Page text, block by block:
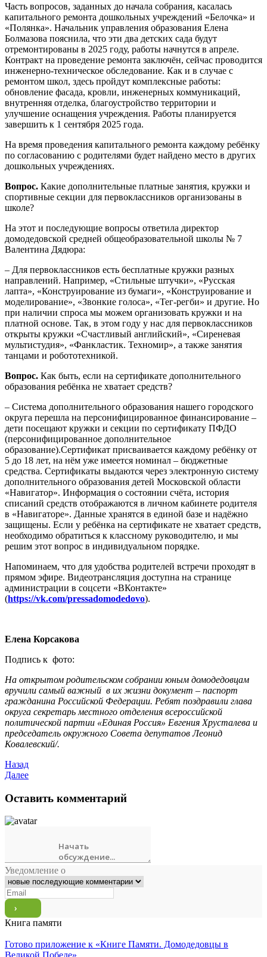
Часть вопросов, заданных до начала собрания, касалась
капитального ремонта дошкольных учреждений «Белочка» и
«Полянка». Начальник управления образования Елена
Болмазова пояснила, что эти два детских сада будут
отремонтированы в 2025 году, работы начнутся в апреле.
Контракт на проведение ремонта заключён, сейчас проводится
инженерно-техническое обследование. Как и в случае с
ремонтом школ, здесь пройдут комплексные работы:
обновление фасада, кровли, инженерных коммуникаций,
внутренняя отделка, благоустройство территории и
улучшение оснащения учреждения. Работы планируется
завершить к 1 сентября 2025 года.
На время проведения капитального ремонта каждому ребёнку
по согласованию с родителями будет найдено место в других
дошкольных учреждениях.
Вопрос. Какие дополнительные платные занятия, кружки и
спортивные секции для первоклассников организованы в
школе?
На этот и последующие вопросы ответила директор
домодедовской средней общеобразовательной школы № 7
Валентина Дядюра:
– Для первоклассников есть бесплатные кружки разных
направлений. Например, «Стильные штучки», «Русская
лапта», «Конструирование из бумаги», «Конструирование и
моделирование», «Звонкие голоса», «Тег-регби» и другие. Но
при наличии спроса мы можем организовать кружки и на
платной основе. Так, в этом году у нас для первоклассников
открыты кружки «Счастливый английский», «Сиреневая
мультистудия», «Фанкластик. Техномир», а также занятия
танцами и робототехникой.
Вопрос. Как быть, если на сертификате дополнительного
образования ребёнка не хватает средств?
– Система дополнительного образования нашего городского
округа перешла на персонифицированное финансирование –
дети посещают кружки и секции по сертификату ПФДО
(персонифицированное дополнительное
образование).Сертификат присваивается каждому ребёнку от
5 до 18 лет, на нём уже имеется номинал – бюджетные
средства. Сертификаты выдаются через электронную систему
дополнительного образования детей Московской области
«Навигатор». Информация о состоянии счёта, история
списаний средств отображаются в личном кабинете родителя
в «Навигаторе». Данные хранятся в единой базе и надёжно
защищены. Если у ребёнка на сертификате не хватает средств,
необходимо обратиться к классному руководителю, и мы
решим этот вопрос в индивидуальном порядке.
Напоминаем, что для удобства родителей встречи проходят в
прямом эфире. Видеотрансляция доступна на странице
администрации в соцсети «ВКонтакте»
(https://vk.com/pressadomodedovo).
Елена Корсакова
Подпись к фото:
На открытом родительском собрании юным домодедовцам
вручили самый важный в их жизни документ – паспорт
гражданина Российской Федерации. Ребят поздравили глава
округа секретарь местного отделения всероссийской
политической партии «Единая Россия» Евгения Хрусталева и
председатель окружного Совета депутатов Леонид
Ковалевский/.
Назад
Далее
Оставить комментарий
Уведомление о
Книга памяти
Готово приложение к «Книге Памяти. Домодедовцы в